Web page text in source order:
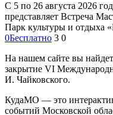
С 5 по 26 августа 2026
представляет Встреча
Парк культуры и отдыха
0Бесплатно 3 0
На нашем сайте вы
закрытие VI
И. Чайковского.
КудаМО — это
событий Московской